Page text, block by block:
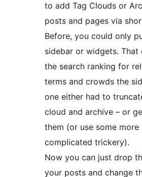
to add Tag Clouds or
posts and pages via
Before, you could only
sidebar or widgets. That
the search ranking for
terms and crowds the
one either had to
cloud and archive – or
them (or use some more
complicated trickery).
Now you can just drop
your posts and change